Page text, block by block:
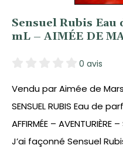
Sensuel Rubis
mL – AIMÉE DE
0 avis
Vendu par Aimée de Mars
SENSUEL RUBIS Eau de
AFFIRMÉE – AVENTURIÈRE
J’ai façonné Sensuel